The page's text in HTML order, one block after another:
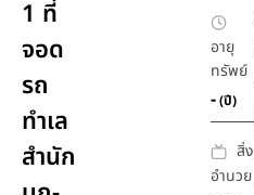
1 ที่
จอด
รถ
ทำเล
สำนัก
อายุ
ทรัพย์
-(ปี)
สิ่ง
อำนวย